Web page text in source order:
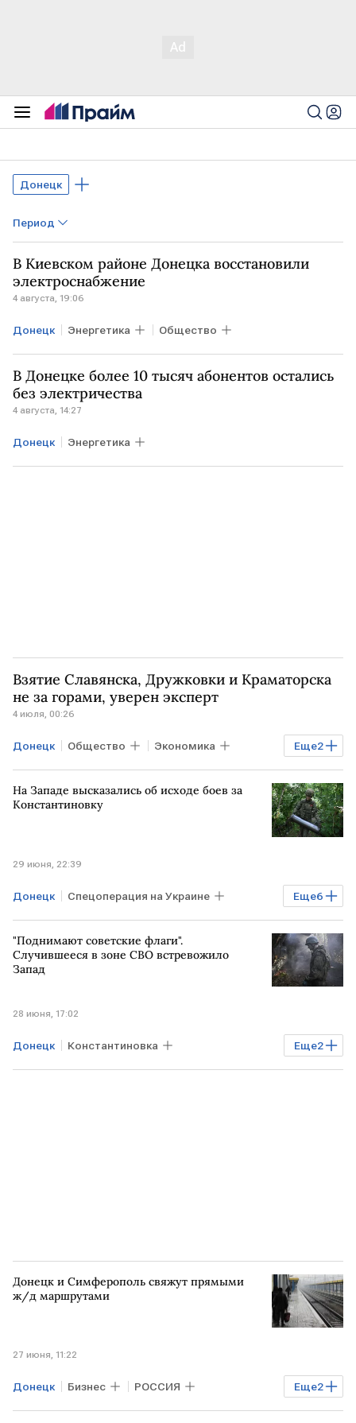
Донецк
Период
В Киевском районе Донецка восстановили
электроснабжение
4 августа, 19:06
Донецк Энергетика Общество
В Донецке более 10 тысяч абонентов остались
без электричества
4 августа, 14:27
Донецк Энергетика
Взятие Славянска, Дружковки и Краматорска
не за горами, уверен эксперт
4 июля, 00:26
Еще2
Донецк Общество Экономика
Константиновка ВСУ
На Западе высказались об исходе боев за
Константиновку
29 июня, 22:39
Еще6
Донецк Спецоперация на Украине
Константиновка РОССИЯ ЗАПАД
Владимир Путин ВСУ ВС РФ
"Поднимают советские флаги".
Случившееся в зоне СВО встревожило
Запад
28 июня, 17:02
Еще2
Донецк Константиновка
Владимир Путин ВСУ
Донецк и Симферополь свяжут прямыми
ж/д маршрутами
27 июня, 11:22
Еще2
Донецк Бизнес РОССИЯ
СИМФЕРОПОЛЬ Воронеж